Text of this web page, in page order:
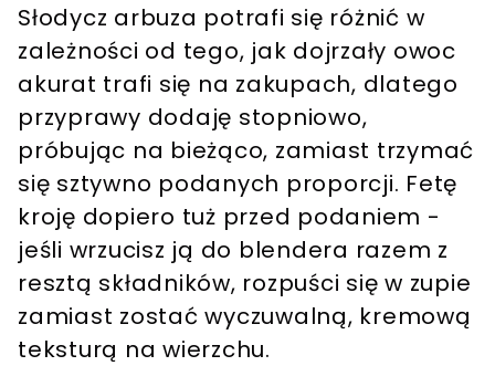
Słodycz arbuza potrafi się różnić w
zależności od tego, jak dojrzały owoc
akurat trafi się na zakupach, dlatego
przyprawy dodaję stopniowo,
próbując na bieżąco, zamiast trzymać
się sztywno podanych proporcji. Fetę
kroję dopiero tuż przed podaniem -
jeśli wrzucisz ją do blendera razem z
resztą składników, rozpuści się w zupie
zamiast zostać wyczuwalną, kremową
teksturą na wierzchu.